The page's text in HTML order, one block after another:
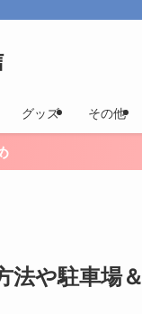
グッズ その他
法や駐車場＆